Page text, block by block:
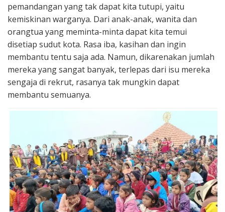
pemandangan yang tak dapat kita tutupi, yaitu
kemiskinan warganya. Dari anak-anak, wanita dan
orangtua yang meminta-minta dapat kita temui
disetiap sudut kota. Rasa iba, kasihan dan ingin
membantu tentu saja ada. Namun, dikarenakan jumlah
mereka yang sangat banyak, terlepas dari isu mereka
sengaja di rekrut, rasanya tak mungkin dapat
membantu semuanya.